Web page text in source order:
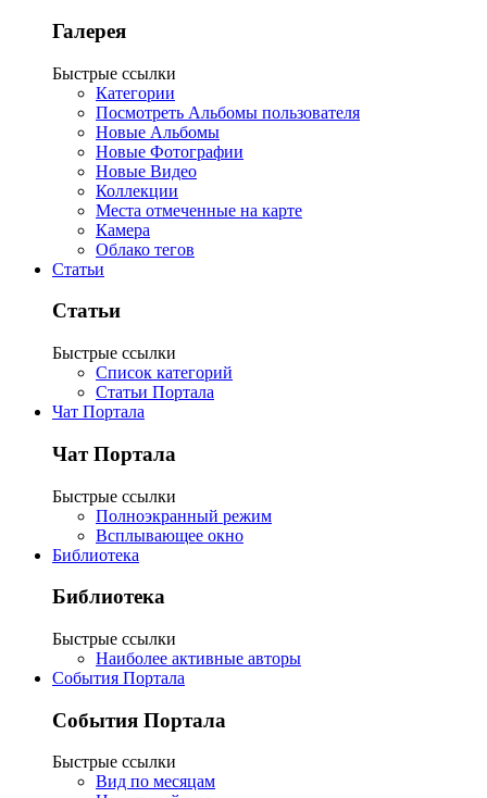
Галерея
Быстрые ссылки
Категории
Посмотреть Альбомы пользователя
Новые Альбомы
Новые Фотографии
Новые Видео
Коллекции
Места отмеченные на карте
Камера
Облако тегов
Статьи
Статьи
Быстрые ссылки
Список категорий
Статьи Портала
Чат Портала
Чат Портала
Быстрые ссылки
Полноэкранный режим
Всплывающее окно
Библиотека
Библиотека
Быстрые ссылки
Наиболее активные авторы
События Портала
События Портала
Быстрые ссылки
Вид по месяцам